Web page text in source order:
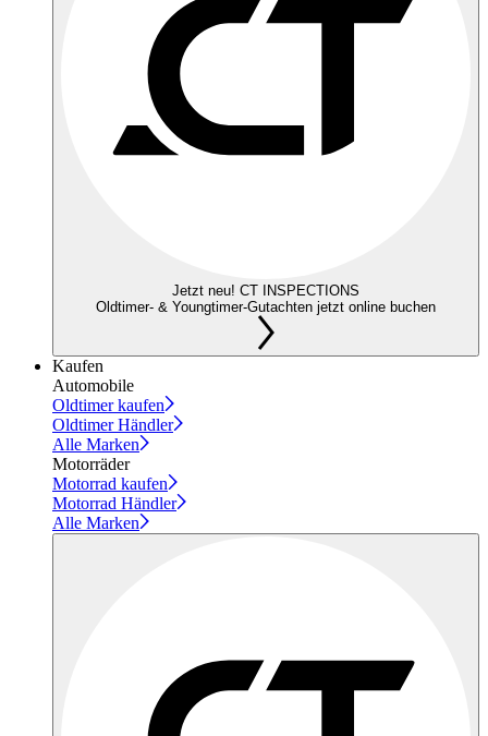
Jetzt neu! CT INSPECTIONS
Oldtimer- & Youngtimer-Gutachten jetzt online buchen
Kaufen
Automobile
Oldtimer kaufen
Oldtimer Händler
Alle Marken
Motorräder
Motorrad kaufen
Motorrad Händler
Alle Marken